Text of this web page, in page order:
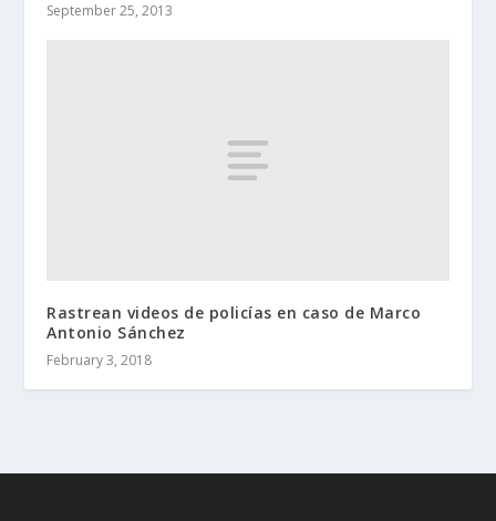
September 25, 2013
Rastrean videos de policías en caso de Marco
Antonio Sánchez
February 3, 2018